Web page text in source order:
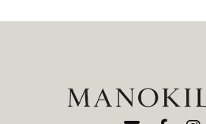
239,00 €